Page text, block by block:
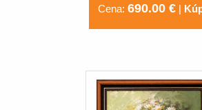
Cena: 690.00 €|